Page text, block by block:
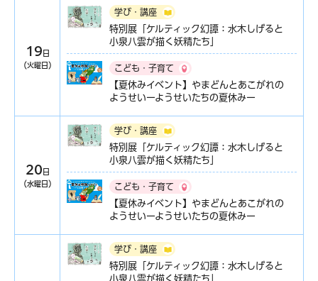
19 日
（火曜日）
学び・講座
特別展「ケルティック幻譚：水木しげると
小泉八雲が描く妖精たち」
こども・子育て
【夏休みイベント】やまどんとあこがれの
ようせいーようせいたちの夏休みー
20 日
（水曜日）
学び・講座
特別展「ケルティック幻譚：水木しげると
小泉八雲が描く妖精たち」
こども・子育て
【夏休みイベント】やまどんとあこがれの
ようせいーようせいたちの夏休みー
学び・講座
特別展「ケルティック幻譚：水木しげると
小泉八雲が描く妖精たち」